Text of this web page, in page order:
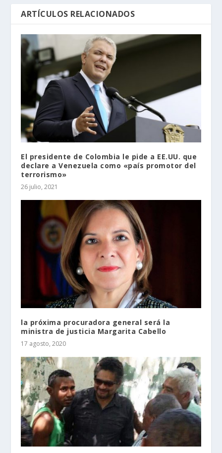
ARTÍCULOS RELACIONADOS
El presidente de Colombia le pide a EE.UU. que
declare a Venezuela como «país promotor del
terrorismo»
26 julio, 2021
la próxima procuradora general será la
ministra de justicia Margarita Cabello
17 agosto, 2020